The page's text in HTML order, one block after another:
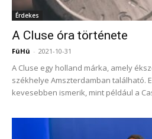
Érdekes
A Cluse óra története
FüHü - 2021-10-31
A Cluse egy holland márka, amely
székhelye Amszterdamban található.
kevesebben ismerik, mint például a